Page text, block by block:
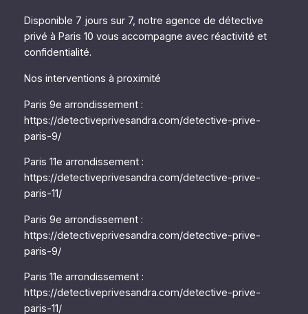
Disponible 7 jours sur 7, notre agence de détective
privé à Paris 10 vous accompagne avec réactivité et
confidentialité.
Nos interventions à proximité
Paris 9e arrondissement :
https://detectiveprivesandra.com/detective-prive-
paris-9/
Paris 11e arrondissement :
https://detectiveprivesandra.com/detective-prive-
paris-11/
Paris 9e arrondissement :
https://detectiveprivesandra.com/detective-prive-
paris-9/
Paris 11e arrondissement :
https://detectiveprivesandra.com/detective-prive-
paris-11/